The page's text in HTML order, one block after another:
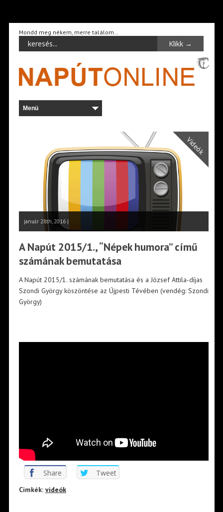
Mondd meg nékem, merre találom…
Videók
január 28th, 2016 |
A Napút 2015/1., “Népek humora” című
számának bemutatása
A Napút 2015/1. számának bemutatása és a József Attila-díjas
Szondi György köszöntése az Újpesti Tévében (vendég: Szondi
György)
Share Tweet
Cimkék: videók